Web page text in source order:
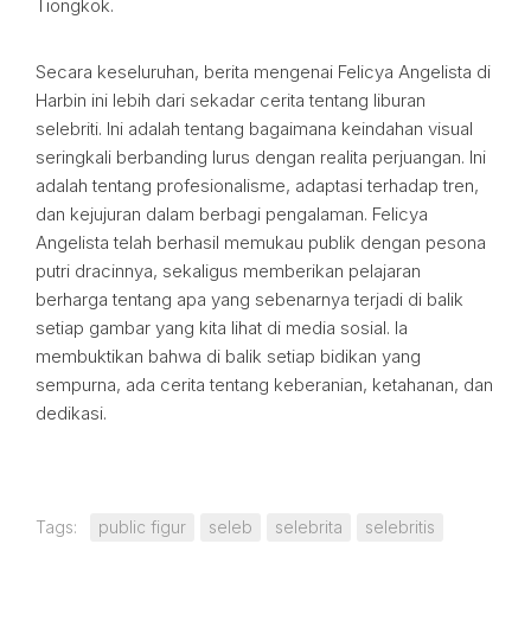
Tiongkok.
Secara keseluruhan, berita mengenai Felicya Angelista di
Harbin ini lebih dari sekadar cerita tentang liburan
selebriti. Ini adalah tentang bagaimana keindahan visual
seringkali berbanding lurus dengan realita perjuangan. Ini
adalah tentang profesionalisme, adaptasi terhadap tren,
dan kejujuran dalam berbagi pengalaman. Felicya
Angelista telah berhasil memukau publik dengan pesona
putri dracinnya, sekaligus memberikan pelajaran
berharga tentang apa yang sebenarnya terjadi di balik
setiap gambar yang kita lihat di media sosial. Ia
membuktikan bahwa di balik setiap bidikan yang
sempurna, ada cerita tentang keberanian, ketahanan, dan
dedikasi.
Tags: public figur seleb selebrita selebritis